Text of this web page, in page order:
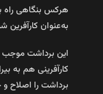
هرکس بنگاهی راه
به‌عنوان
این برداشت موجب
کارآفرینی هم به
برداشت را اصلاح